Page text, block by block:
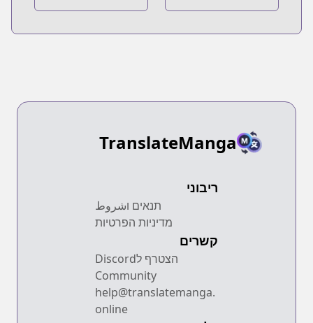
TranslateManga
ריבוני
תנאים וشروط
מדיניות הפרטיות
קשרים
הצטרף לDiscord
Community
help@translatemanga.
online